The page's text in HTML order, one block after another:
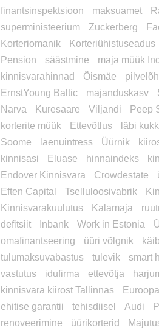
finantsinspektsioon
maksuamet
superministeerium
Zuckerberg
Korteriomanik
Korteriühistuseadus
Pension
säästmine maja müük
kinnisvarahinnad
Õismäe
ErnstYoung Baltic
majanduskasv
Narva
Kuresaare Viljandi Peep
korterite müük
Ettevõtlus läbi
Soome
laenuintress Üürnik
kinnisasi
Eluase hinnaindeks
Endover Kinnisvara
Crowdestate
Eften Capital
Tselluloosivabrik
Kinnisvarakuulutus
Kalamaja
defitsiit
Inbank Work in Estonia
omafinantseering
üüri võlgnik
tulumaksuvabastus
tulevik smart
vastutus
idufirma ettevõtja
kinnisvara kiirost Tallinnas
ehitise garantii
tehisdiisel Audi
renoveerimine
üürikorterid